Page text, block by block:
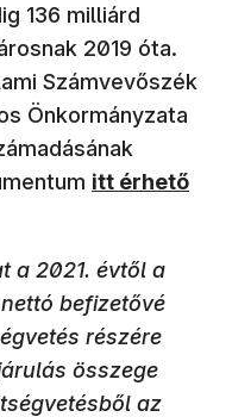
136 milliárd
2019 óta.
Számvevőszék
Önkormányzata
itt érhető
a 2021. évtől a
befizetővé
részére
összege
az